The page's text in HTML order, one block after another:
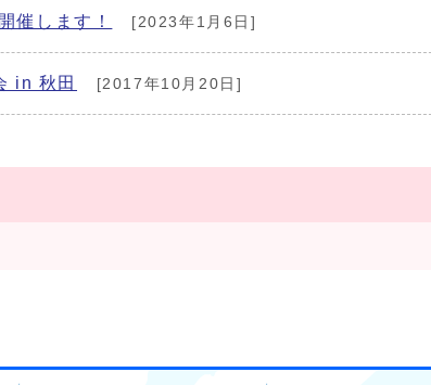
催します！ [2023年1月6日]
in 秋田 [2017年10月20日]